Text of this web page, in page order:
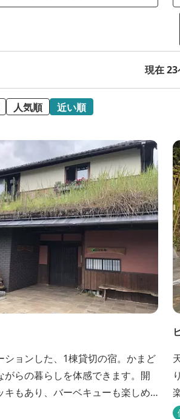
現在
人気順 近い順
ションした、1棟貸切の宿。かまど
がらの暮らしを体感できます。開
キもあり、バーベキューも楽しめ